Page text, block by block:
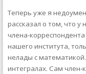
Теперь уже я
рассказал о том, что у
члена-
нашего института,
нелады с
интегралах. Сам